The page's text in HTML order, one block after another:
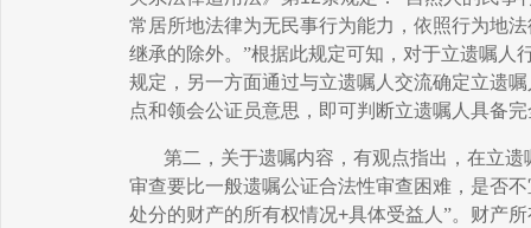
常居所地法律为无民事行为能力，依照行为地
继承的除外。”根据此规定可知，对于立遗嘱人
规定，另一方面通过与立遗嘱人交流确定立遗
点和领会公证员意思，即可判断立遗嘱人具备
第二，关于遗嘱内容，有观点指出，在立
审查要比一般遗嘱公证合法性审查困难，是否
处分的财产的所有权情况+具体受益人”。财产